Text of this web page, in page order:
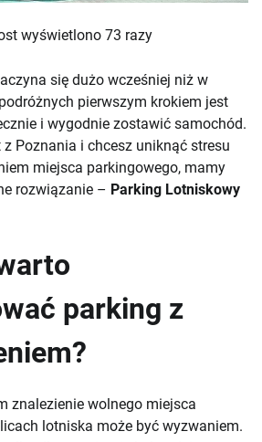
wyświetlono 73 razy
się dużo wcześniej niż w
pierwszym krokiem jest
i wygodnie zostawić samochód.
Poznania i chcesz uniknąć stresu
miejsca parkingowego, mamy
rozwiązanie – Parking Lotniskowy
parking z
znalezienie wolnego miejsca
lotniska może być wyzwaniem.